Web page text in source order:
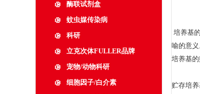
酶联试剂盒
蚊虫媒传染病
科研
立克次体FULLER品牌
宠物/动物科研
细胞因子/白介素
培养基
喻的意
培养基
贮存培